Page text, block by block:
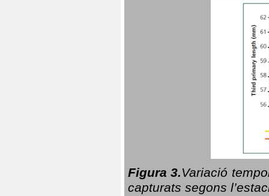
Figura 3.Variació
capturats segons